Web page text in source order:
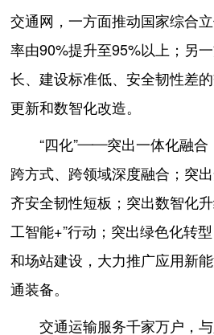
交通网，一方面推动国家综合
率由90%提升至95%以上；另
长、建设标准低、安全韧性差
更新和数智化改造。
“四化”——突出一体化融合，
跨方式、跨领域深度融合；突
齐安全韧性短板；突出数智化
工智能+”行动；突出绿色化转
和场站建设，大力推广应用新
通装备。
交通运输服务千家万户，与